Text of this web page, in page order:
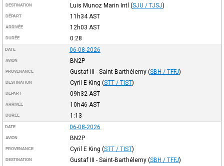
DESTINATION Luis Munoz Marin Intl (SJU / TJSJ)
DÉPART 11h34 AST
ARRIVÉE 12h03 AST
DURÉE 0:28
DATE 06-08-2026
AVION BN2P
PROVENANCE Gustaf III - Saint-Barthélemy (SBH / TFFJ)
DESTINATION Cyril E King (STT / TIST)
DÉPART 09h32 AST
ARRIVÉE 10h46 AST
DURÉE 1:13
DATE 06-08-2026
AVION BN2P
PROVENANCE Cyril E King (STT / TIST)
DESTINATION Gustaf III - Saint-Barthélemy (SBH / TFFJ)